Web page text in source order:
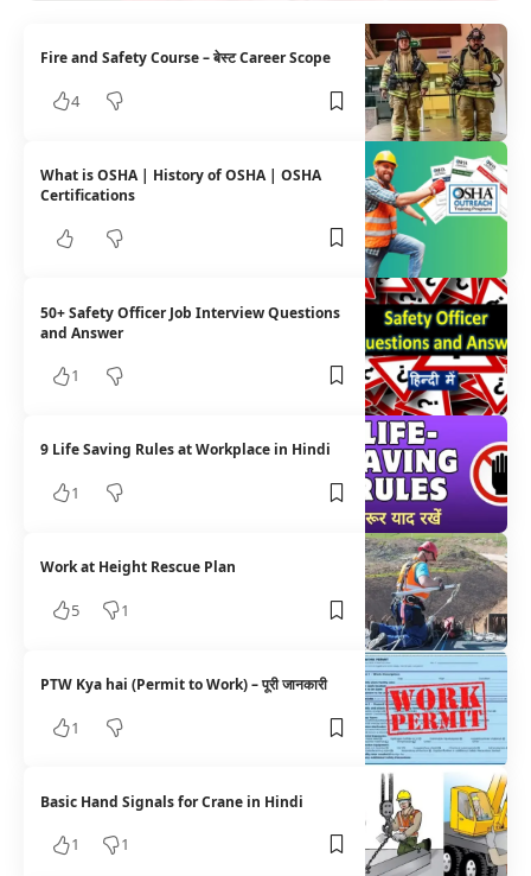
Fire and Safety Course – बेस्ट Career Scope
4
What is OSHA | History of OSHA | OSHA
Certifications
50+ Safety Officer Job Interview Questions
and Answer
1
9 Life Saving Rules at Workplace in Hindi
1
Work at Height Rescue Plan
5 1
PTW Kya hai (Permit to Work) – पूरी जानकारी
1
Basic Hand Signals for Crane in Hindi
1 1